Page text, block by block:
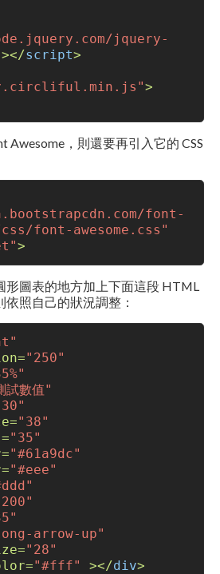
jquery-
></script>
>
Awesome，則還要再引入它的 CSS
font-
font-awesome.css"
>
形圖表的地方加上下面這段 HTML
照自己的狀況調整：
="250"
試數值"
="38"
="35"
="#61a9dc"
="#eee"
arrow-up"
="28"
="#fff" ></div>